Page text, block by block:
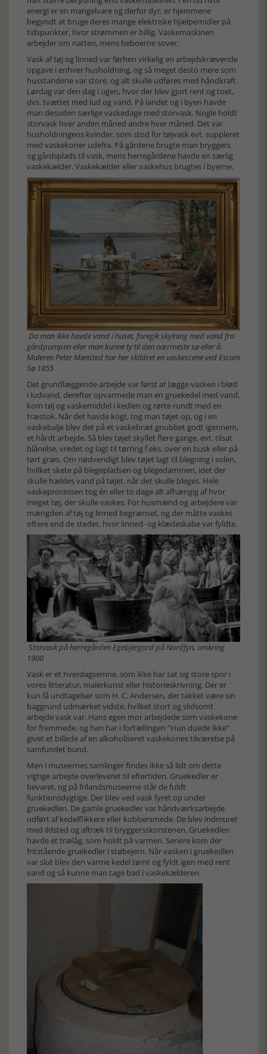
energi er en mangelvare og derfor dyr, er hjemmene
begyndt at bruge deres mange elektriske hjælpemidler på
tidspunkter, hvor strømmen er billig. Vaskemaskinen
arbejder om natten, mens beboerne sover.
Vask af tøj og linned var førhen virkelig en arbejdskrævende
opgave i enhver husholdning, og så meget desto mere som
husstandene var store, og alt skulle udføres med håndkraft.
Lørdag var den dag i ugen, hvor der blev gjort rent og toet,
dvs. tvættet med lud og vand. På landet og i byen havde
man desuden særlige vaskedage med storvask. Nogle holdt
storvask hver anden måned andre hver måned. Det var
husholdningens kvinder, som stod for tøjvask evt. suppleret
med vaskekoner udefra. På gårdene brugte man bryggers
og gårdsplads til vask, mens herregårdene havde en særlig
vaskekælder. Vaskekælder eller vaskehus brugtes i byerne.
Da man ikke havde vand i huset, foregik skylning med vand fra
gårdpumpen eller man kunne ty til den nærmeste sø eller å.
Maleren Peter Mønsted har her skildret en vaskescene ved Esrom
Sø 1855
Det grundlæggende arbejde var først at lægge vasken i blød
i ludvand, derefter opvarmede man en gruekedel med vand,
kom tøj og vaskemiddel i kedlen og rørte rundt med en
træstok. Når det havde kogt, tog man tøjet op, og i en
vaskebalje blev det på et vaskebræt gnubbet godt igennem,
et hårdt arbejde. Så blev tøjet skyllet flere gange, evt. tilsat
blånelse, vredet og lagt til tørring f.eks. over en busk eller på
tørt græs. Om nødvendigt blev tøjet lagt til blegning i solen,
hvilket skete på blegepladsen og blegedammen, idet der
skulle hældes vand på tøjet, når det skulle bleges. Hele
vaskeprocessen tog én eller to dage alt afhængig af hvor
meget tøj, der skulle vaskes. For husmænd og arbejdere var
mængden af tøj og linned begrænset, og der måtte vaskes
oftere end de steder, hvor linned- og klædeskabe var fyldte.
Storvask på herregården Egebjergord på Nordfyn, omkring
1900
Vask er et hverdagsemne, som ikke har sat sig store spor i
vores litteratur, malerkunst eller historieskrivning. Der er
kun få undtagelser som H. C. Andersen, der takket være sin
baggrund udmærket vidste, hvilket stort og slidsomt
arbejde vask var. Hans egen mor arbejdede som vaskekone
for fremmede, og han har i fortællingen ”Hun duede ikke”
givet et billede af en alkoholiseret vaskekones tilværelse på
samfundet bund.
Men i museernes samlinger findes ikke så lidt om dette
vigtige arbejde overleveret til eftertiden. Gruekedler er
bevaret, og på frilandsmuseerne står de fuldt
funktionsdygtige. Der blev ved vask fyret op under
gruekedlen. De gamle gruekedler var håndværksarbejde
udført af kedelflikkere eller kobbersmede. De blev indmuret
med ildsted og aftræk til bryggersskorstenen. Gruekedlen
havde et trælåg, som holdt på varmen. Senere kom der
fritstående gruekedler i støbejern. Når vasken i gruekedlen
var slut blev den varme kedel tømt og fyldt igen med rent
vand og så kunne man tage bad i vaskekælderen.